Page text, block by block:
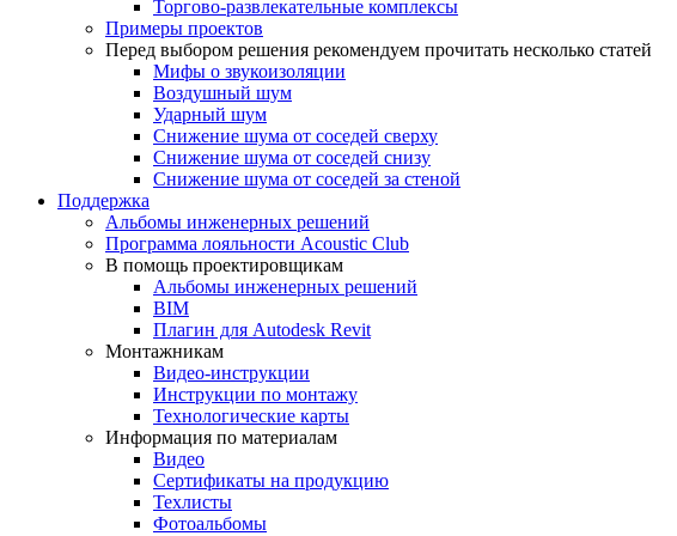
Торгово-развлекательные комплексы
Примеры проектов
Перед выбором решения рекомендуем прочитать несколько статей
Мифы о звукоизоляции
Воздушный шум
Ударный шум
Снижение шума от соседей сверху
Снижение шума от соседей снизу
Снижение шума от соседей за стеной
Поддержка
Альбомы инженерных решений
Программа лояльности Acoustic Club
В помощь проектировщикам
Альбомы инженерных решений
BIM
Плагин для Autodesk Revit
Монтажникам
Видео-инструкции
Инструкции по монтажу
Технологические карты
Информация по материалам
Видео
Сертификаты на продукцию
Техлисты
Фотоальбомы